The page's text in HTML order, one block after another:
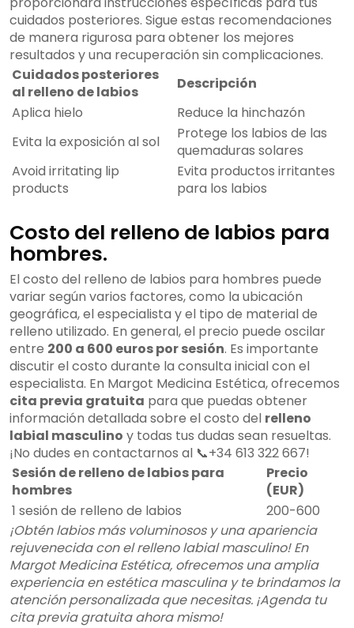
cuidados posteriores. Sigue estas recomendaciones
de manera rigurosa para obtener los mejores
resultados y una recuperación sin complicaciones.
Cuidados posteriores
al relleno de labios
Descripción
Aplica hielo
Reduce la hinchazón
Evita la exposición al sol
Protege los labios de las
quemaduras solares
Avoid irritating lip
products
Evita productos irritantes
para los labios
Costo del relleno de labios para
hombres.
El costo del relleno de labios para hombres puede
variar según varios factores, como la ubicación
geográfica, el especialista y el tipo de material de
relleno utilizado. En general, el precio puede oscilar
entre 200 a 600 euros por sesión. Es importante
discutir el costo durante la consulta inicial con el
especialista. En Margot Medicina Estética, ofrecemos
cita previa gratuita para que puedas obtener
información detallada sobre el costo del relleno
labial masculino y todas tus dudas sean resueltas.
¡No dudes en contactarnos al 📞+34 613 322 667!
Sesión de relleno de labios para
hombres
Precio
(EUR)
1 sesión de relleno de labios
200-600
¡Obtén labios más voluminosos y una apariencia
rejuvenecida con el relleno labial masculino! En
Margot Medicina Estética, ofrecemos una amplia
experiencia en estética masculina y te brindamos la
atención personalizada que necesitas. ¡Agenda tu
cita previa gratuita ahora mismo!